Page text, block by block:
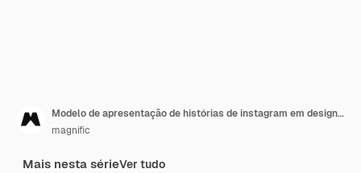
Modelo de apresentação de histórias de instagram em design plano
magnific
Mais nesta sérieVer tudo